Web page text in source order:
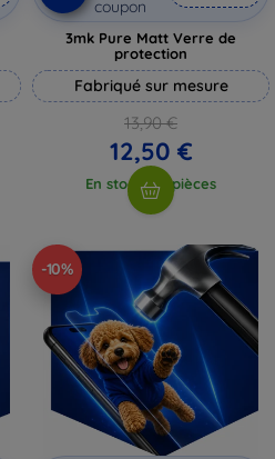
coupon
3mk Pure Matt Verre de
protection
Fabriqué sur mesure
13,90 €
12,50 €
En stock > 5 pièces
-10%